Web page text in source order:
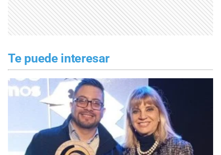
Te puede interesar